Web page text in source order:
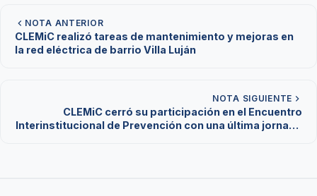
NOTA ANTERIOR
CLEMiC realizó tareas de mantenimiento y mejoras en
la red eléctrica de barrio Villa Luján
NOTA SIGUIENTE
CLEMiC cerró su participación en el Encuentro
Interinstitucional de Prevención con una última jornada